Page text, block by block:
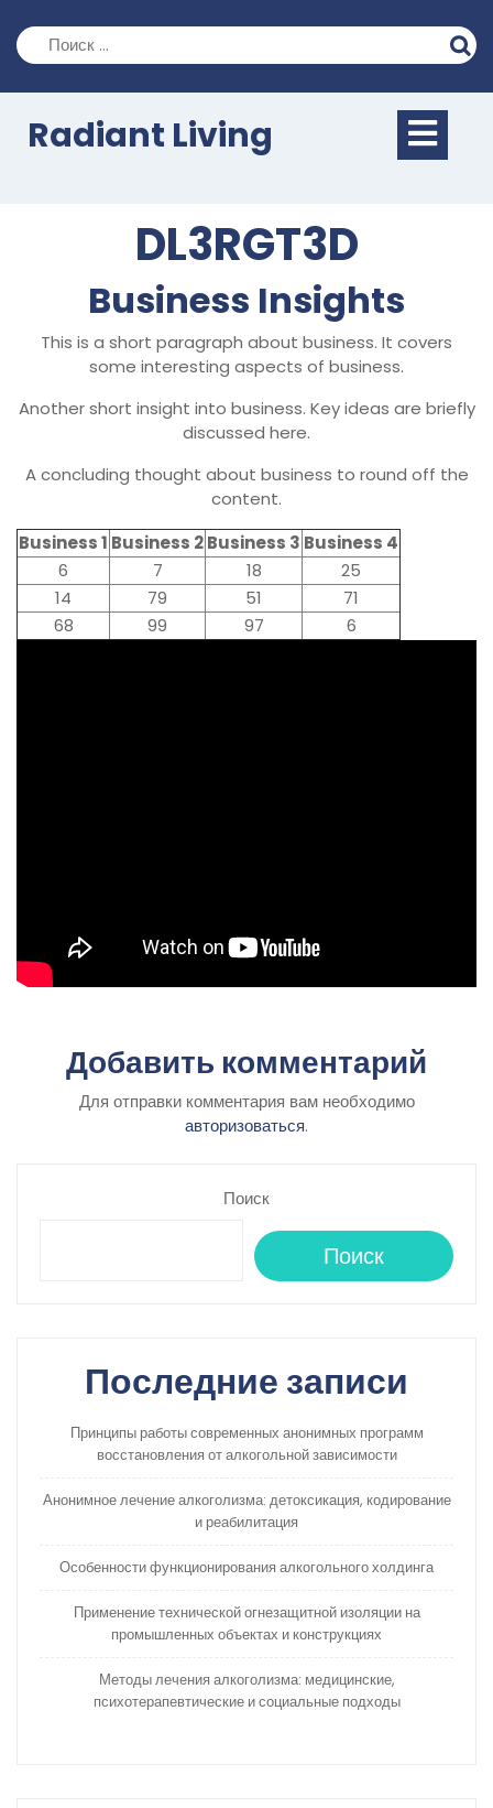
содержимому
Radiant Living
DL3RGT3D
Business Insights
This is a short paragraph about business. It covers
some interesting aspects of business.
Another short insight into business. Key ideas are briefly
discussed here.
A concluding thought about business to round off the
content.
Business 1 Business 2Business 3 Business 4
6
7 18
25
14
79 51
71
68
99 97 6
Добавить комментарий
Для отправки комментария вам необходимо
авторизоваться.
Поиск
Поиск
Последние записи
Принципы работы современных анонимных программ
восстановления от алкогольной зависимости
Анонимное лечение алкоголизма: детоксикация, кодирование
и реабилитация
Особенности функционирования алкогольного холдинга
Применение технической огнезащитной изоляции на
промышленных объектах и конструкциях
Методы лечения алкоголизма: медицинские,
психотерапевтические и социальные подходы